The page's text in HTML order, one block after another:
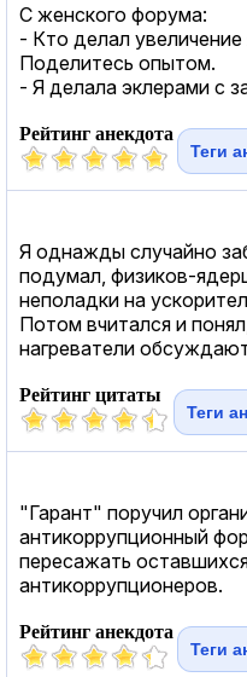
С женского форума:
- Кто делал увеличение
Поделитесь опытом.
- Я делала эклерами с
Рейтинг анекдота
Теги
Я однажды случайно
подумал, физиков-
неполадки на
Потом вчитался и
нагреватели
Рейтинг цитаты
Теги
"Гарант" поручил
антикоррупционный
пересажать
антикоррупционеров.
Рейтинг анекдота
Теги